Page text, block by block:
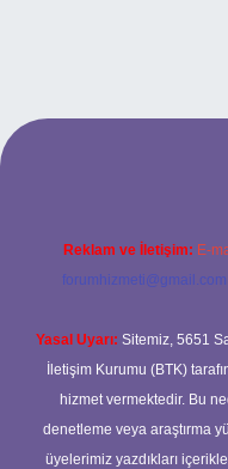
betexper güncel giriş
Reklam ve İletişim: E-
forumhizmeti@gmail.com
Yasal Uyarı: Sitemiz, 5651
İletişim Kurumu (BTK)
hizmet vermektedir. Bu
denetleme veya araştırma
üyelerimiz yazdıkları